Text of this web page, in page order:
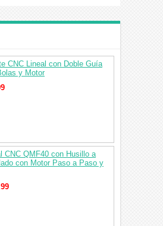
CNC Lineal con Doble Guía
y Motor
CNC QMF40 con Husillo a
con Motor Paso a Paso y